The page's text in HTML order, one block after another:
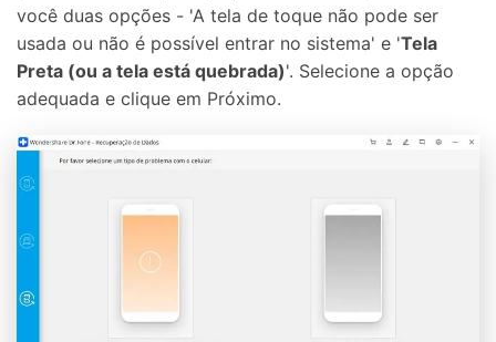
você duas opções - 'A tela de toque não pode ser
usada ou não é possível entrar no sistema' e 'Tela
Preta (ou a tela está quebrada)'. Selecione a opção
adequada e clique em Próximo.